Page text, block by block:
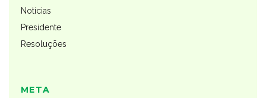
Notícias
Presidente
Resoluções
META